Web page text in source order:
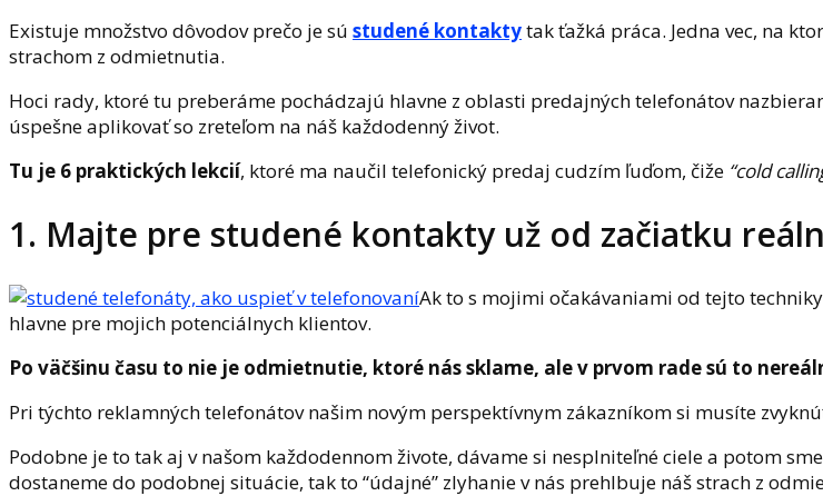
Existuje množstvo dôvodov prečo je sú studené kontaktytak ťažká práca. Jedna vec, na
strachom z odmietnutia.
Hoci rady, ktoré tu preberáme pochádzajú hlavne z oblasti predajných telefonátov
úspešne aplikovať so zreteľom na náš každodenný život.
Tu je 6 praktických lekcií, ktoré ma naučil telefonický predaj cudzím ľuďom, čiže “cold
1. Majte pre studené kontakty už od začiatku
Ak to s mojimi očakávaniami od tejto
hlavne pre mojich potenciálnych klientov.
Po väčšinu času to nie je odmietnutie, ktoré nás sklame, ale v prvom rade sú to
Pri týchto reklamných telefonátov našim novým perspektívnym zákazníkom si musíte
Podobne je to tak aj v našom každodennom živote, dávame si nesplniteľné ciele a potom
dostaneme do podobnej situácie, tak to “údajné” zlyhanie v nás prehlbuje náš strach z